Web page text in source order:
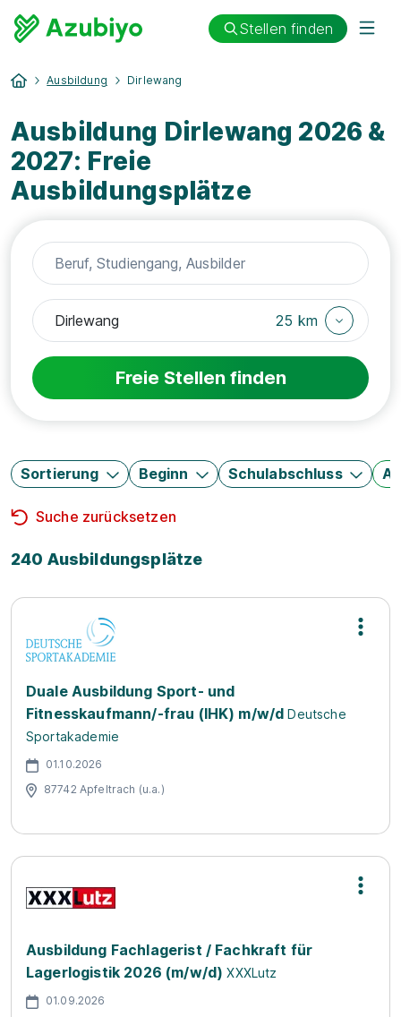
Stellen finden
Ausbildung Dirlewang
Ausbildung Dirlewang 2026 &
2027: Freie
Ausbildungsplätze
25 km
Freie Stellen finden
Sortierung Beginn Schulabschluss
Suche zurücksetzen
240 Ausbildungsplätze
Duale Ausbildung Sport- und
Fitnesskaufmann/-frau (IHK) m/w/d Deutsche
Sportakademie
01.10.2026
87742 Apfeltrach (u.a.)
Ausbildung Fachlagerist / Fachkraft für
Lagerlogistik 2026 (m/w/d) XXXLutz
01.09.2026